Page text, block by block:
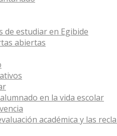
de estudiar en Egibide
abiertas
en la vida escolar
académica y las